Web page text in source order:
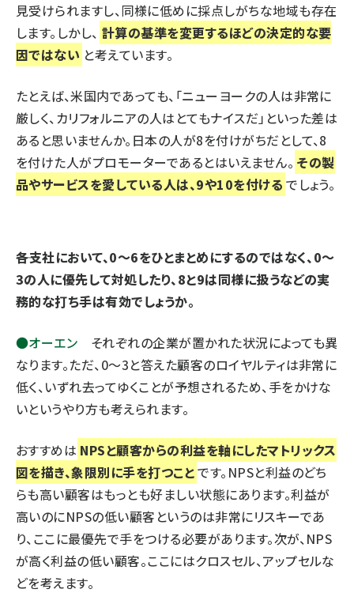
見受けられますし、同様に低めに採点しがちな地域も存在
します。しかし、 計算の基準を変更するほどの決定的な要
因ではない と考えています。
たとえば、米国内であっても、「ニューヨークの人は非常に
厳しく、カリフォルニアの人はとてもナイスだ」といった差は
あると思いませんか。日本の人が8を付けがちだとして、8
を付けた人がプロモーターであるとはいえません。 その製
品やサービスを愛している人は、9や10を付ける でしょう。
――各支社において、0～6をひとまとめにするのではなく、0～
3の人に優先して対処したり、8と9は同様に扱うなどの実
務的な打ち手は有効でしょうか。
●オーエン それぞれの企業が置かれた状況によっても異
なります。ただ、0～3と答えた顧客のロイヤルティは非常に
低く、いずれ去ってゆくことが予想されるため、手をかけな
いというやり方も考えられます。
おすすめは NPSと顧客からの利益を軸にしたマトリックス
図を描き、象限別に手を打つことです。NPSと利益のどち
らも高い顧客はもっとも好ましい状態にあります。利益が
高いのにNPSの低い顧客というのは非常にリスキーであ
り、ここに最優先で手をつける必要があります。次が、NPS
が高く利益の低い顧客。ここにはクロスセル、アップセルな
どを考えます。